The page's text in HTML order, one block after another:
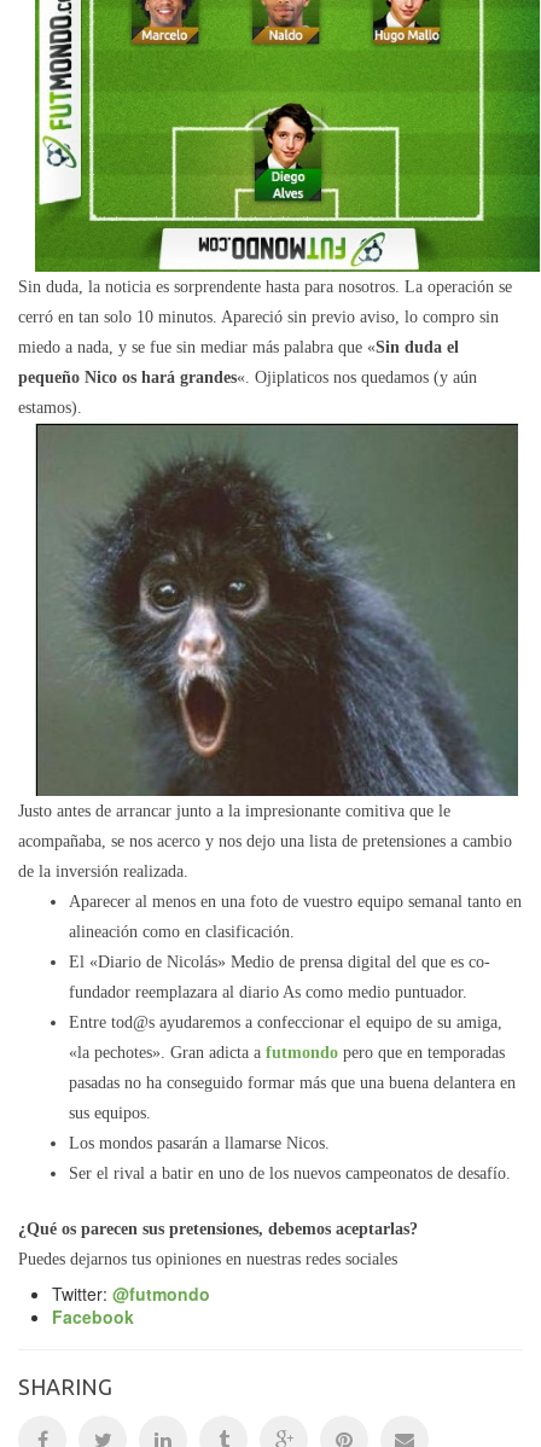
Sin duda, la noticia es sorprendente hasta para nosotros. La operación se
cerró en tan solo 10 minutos. Apareció sin previo aviso, lo compro sin
miedo a nada, y se fue sin mediar más palabra que «Sin duda el
pequeño Nico os hará grandes«. Ojiplaticos nos quedamos (y aún
estamos).
Justo antes de arrancar junto a la impresionante comitiva que le
acompañaba, se nos acerco y nos dejo una lista de pretensiones a cambio
de la inversión realizada.
Aparecer al menos en una foto de vuestro equipo semanal tanto en
alineación como en clasificación.
El «Diario de Nicolás» Medio de prensa digital del que es co-
fundador reemplazara al diario As como medio puntuador.
Entre tod@s ayudaremos a confeccionar el equipo de su amiga,
«la pechotes». Gran adicta a futmondo pero que en temporadas
pasadas no ha conseguido formar más que una buena delantera en
sus equipos.
Los mondos pasarán a llamarse Nicos.
Ser el rival a batir en uno de los nuevos campeonatos de desafío.
¿Qué os parecen sus pretensiones, debemos aceptarlas?
Puedes dejarnos tus opiniones en nuestras redes sociales
Twitter: @futmondo
Facebook
SHARING